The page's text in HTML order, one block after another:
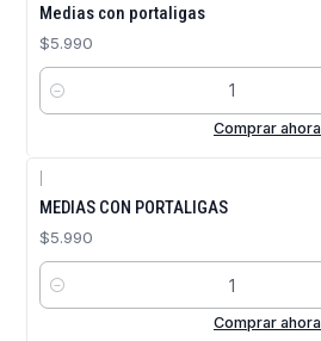
Medias con portaligas
$5.990
Cantidad
Comprar ahora
MEDIAS CON PORTALIGAS
$5.990
Cantidad
Comprar ahora